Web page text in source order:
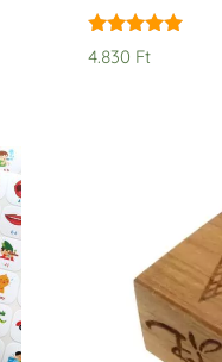
Rated
5.00
4.830 Ft